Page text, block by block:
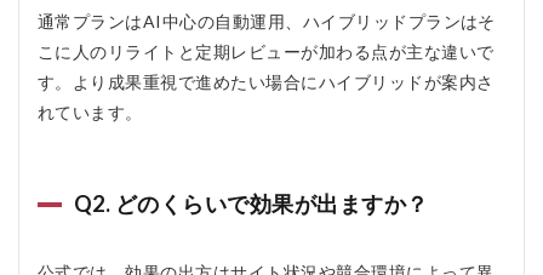
通常プランはAI中心の自動運用、ハイブリッドプランはそ
こに人のリライトと定期レビューが加わる点が主な違いで
す。より成果重視で進めたい場合にハイブリッドが案内さ
れています。
Q2. どのくらいで効果が出ますか？